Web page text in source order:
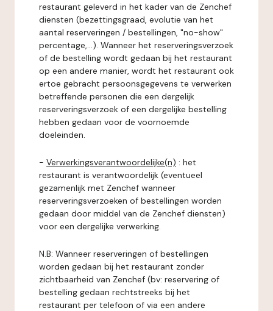
restaurant geleverd in het kader van de Zenchef
diensten (bezettingsgraad, evolutie van het
aantal reserveringen / bestellingen, "no-show"
percentage,...). Wanneer het reserveringsverzoek
of de bestelling wordt gedaan bij het restaurant
op een andere manier, wordt het restaurant ook
ertoe gebracht persoonsgegevens te verwerken
betreffende personen die een dergelijk
reserveringsverzoek of een dergelijke bestelling
hebben gedaan voor de voornoemde
doeleinden.
- Verwerkingsverantwoordelijke(n) : het
restaurant is verantwoordelijk (eventueel
gezamenlijk met Zenchef wanneer
reserveringsverzoeken of bestellingen worden
gedaan door middel van de Zenchef diensten)
voor een dergelijke verwerking.
N.B: Wanneer reserveringen of bestellingen
worden gedaan bij het restaurant zonder
zichtbaarheid van Zenchef (bv: reservering of
bestelling gedaan rechtstreeks bij het
restaurant per telefoon of via een andere